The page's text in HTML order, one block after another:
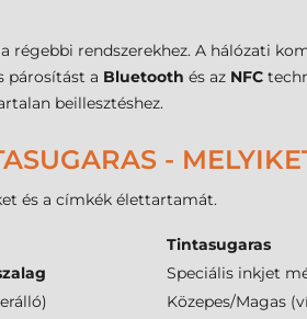
régebbi rendszerekhez. A hálózati
párosítást a Bluetooth és az NFC
beillesztéshez.
-
és a címkék élettartamát.
Tintasugaras
Speciális inkjet
Közepes/Magas